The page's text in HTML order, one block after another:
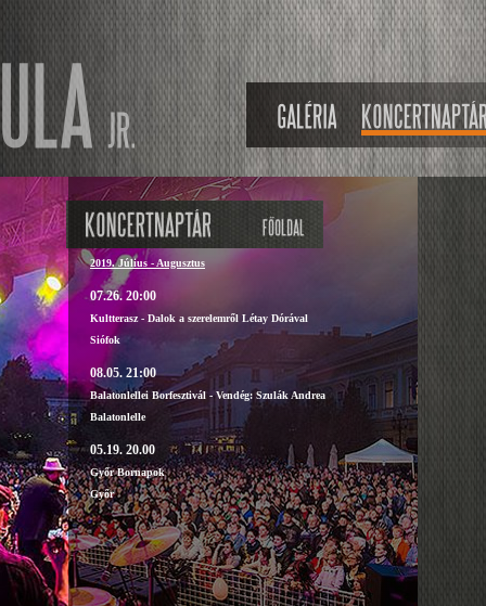
2019. Július - Augusztus
07.26. 20:00
Kultterasz - Dalok a szerelemről Létay Dórával
Siófok
08.05. 21:00
Balatonlellei Borfesztivál - Vendég: Szulák Andrea
Balatonlelle
05.19. 20.00
Győr Bornapok
Győr